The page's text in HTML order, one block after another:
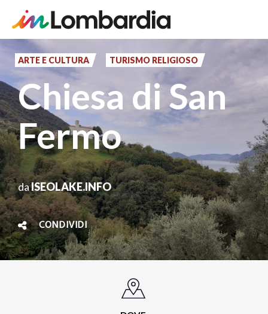
contenuto
principale
ARTE E CULTURA TURISMO RELIGIOSO
Chiesa di San
Fermo
daISEOLAKE.INFO
CONDIVIDI